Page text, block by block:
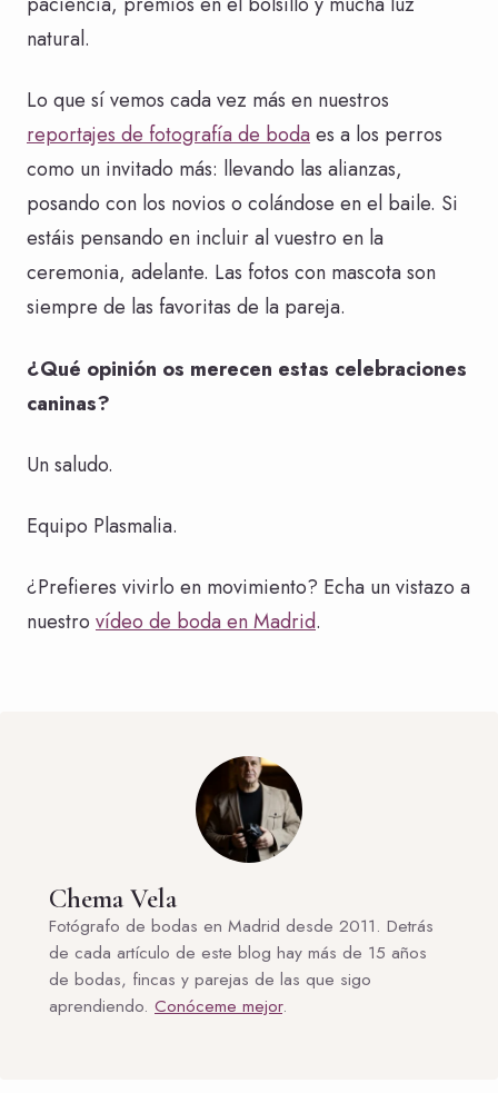
natural.
Lo que sí vemos cada vez más en nuestros
reportajes de fotografía de bodaes a los perros
como un invitado más: llevando las alianzas,
posando con los novios o colándose en el baile. Si
estáis pensando en incluir al vuestro en la
ceremonia, adelante. Las fotos con mascota son
siempre de las favoritas de la pareja.
¿Qué opinión os merecen estas celebraciones
caninas?
Un saludo.
Equipo Plasmalia.
¿Prefieres vivirlo en movimiento? Echa un vistazo a
nuestro vídeo de boda en Madrid.
Chema Vela
Fotógrafo de bodas en Madrid desde 2011. Detrás
de cada artículo de este blog hay más de 15 años
de bodas, fincas y parejas de las que sigo
aprendiendo. Conóceme mejor.